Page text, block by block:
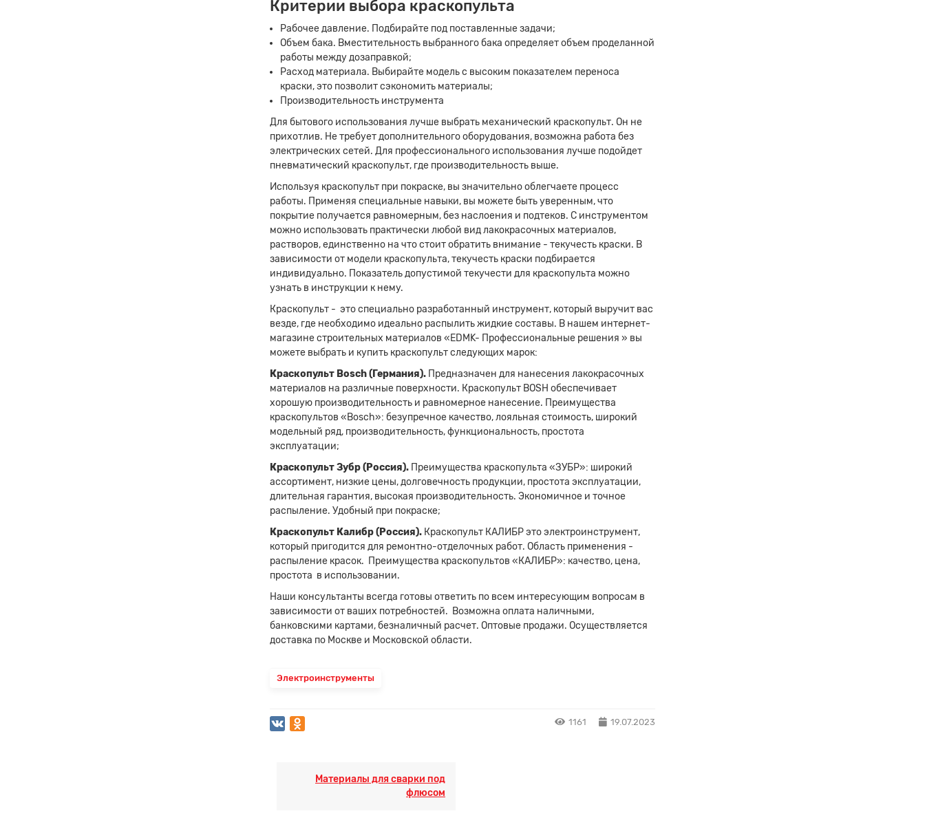
Критерии выбора краскопульта
Рабочее давление. Подбирайте под поставленные задачи;
Объем бака. Вместительность выбранного бака определяет объем проделанной
работы между дозаправкой;
Расход материала. Выбирайте модель с высоким показателем переноса
краски, это позволит сэкономить материалы;
Производительность инструмента
Для бытового использования лучше выбрать механический краскопульт. Он не
прихотлив. Не требует дополнительного оборудования, возможна работа без
электрических сетей. Для профессионального использования лучше подойдет
пневматический краскопульт, где производительность выше.
Используя краскопульт при покраске, вы значительно облегчаете процесс
работы. Применяя специальные навыки, вы можете быть уверенным, что
покрытие получается равномерным, без наслоения и подтеков. С инструментом
можно использовать практически любой вид лакокрасочных материалов,
растворов, единственно на что стоит обратить внимание - текучесть краски. В
зависимости от модели краскопульта, текучесть краски подбирается
индивидуально. Показатель допустимой текучести для краскопульта можно
узнать в инструкции к нему.
Краскопульт - это специально разработанный инструмент, который выручит вас
везде, где необходимо идеально распылить жидкие составы. В нашем интернет-
магазине строительных материалов «EDMK- Профессиональные решения » вы
можете выбрать и купить краскопульт следующих марок:
Краскопульт Bosch (Германия). Предназначен для нанесения лакокрасочных
материалов на различные поверхности. Краскопульт BOSH обеспечивает
хорошую производительность и равномерное нанесение. Преимущества
краскопультов «Bosch»: безупречное качество, лояльная стоимость, широкий
модельный ряд, производительность, функциональность, простота
эксплуатации;
Краскопульт Зубр (Россия). Преимущества краскопульта «ЗУБР»: широкий
ассортимент, низкие цены, долговечность продукции, простота эксплуатации,
длительная гарантия, высокая производительность. Экономичное и точное
распыление. Удобный при покраске;
Краскопульт Калибр (Россия). Краскопульт КАЛИБР это электроинструмент,
который пригодится для ремонтно-отделочных работ. Область применения -
распыление красок. Преимущества краскопультов «КАЛИБР»: качество, цена,
простота в использовании.
Наши консультанты всегда готовы ответить по всем интересующим вопросам в
зависимости от ваших потребностей. Возможна оплата наличными,
банковскими картами, безналичный расчет. Оптовые продажи. Осуществляется
доставка по Москве и Московской области.
Электроинструменты
1161 19.07.2023
Материалы для сварки под
флюсом